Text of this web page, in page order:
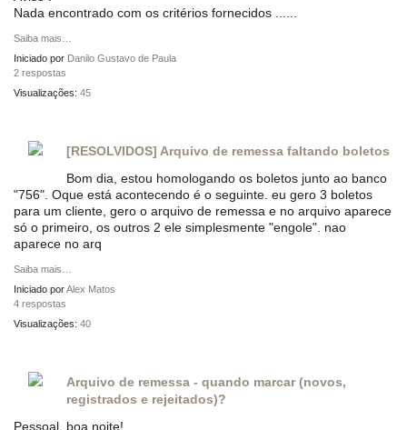
Nada encontrado com os critérios fornecidos ......
Saiba mais…
Iniciado por Danilo Gustavo de Paula
2 respostas
Visualizações: 45
[RESOLVIDOS] Arquivo de remessa faltando boletos
Bom dia, estou homologando os boletos junto ao banco
"756". Oque está acontecendo é o seguinte. eu gero 3 boletos
para um cliente, gero o arquivo de remessa e no arquivo aparece
só o primeiro, os outros 2 ele simplesmente "engole". nao
aparece no arq
Saiba mais…
Iniciado porAlex Matos
4 respostas
Visualizações: 40
Arquivo de remessa - quando marcar (novos,
registrados e rejeitados)?
Pessoal, boa noite!